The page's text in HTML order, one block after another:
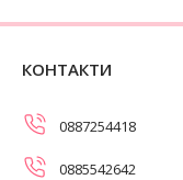
КОНТАКТИ
0887254418
0885542642